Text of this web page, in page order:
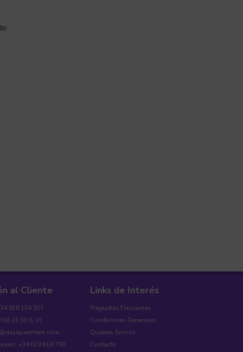
al Cliente
918 104 357
21:00 (L-V)
+34 619 618 700
Links de Interés
Preguntas Frecuentes
Condiciones Generales
Quiénes Somos
Contacto